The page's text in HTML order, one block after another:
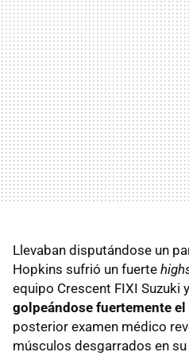
Llevaban disputándose un
Hopkins sufrió un fuerte
equipo Crescent FIXI Suzuki
golpeándose fuertemente el
posterior examen médico
músculos desgarrados en